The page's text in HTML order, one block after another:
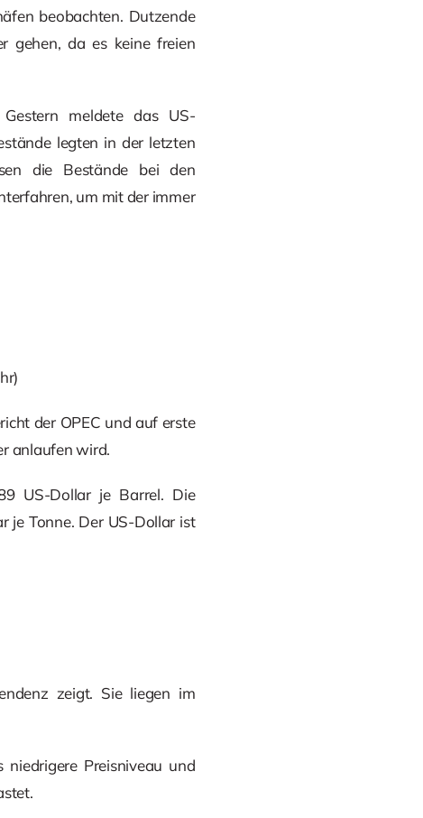
beobachten. Dutzende
gehen, da es keine freien
meldete das US-
legten in der letzten
die Bestände bei den
um mit der immer
der OPEC und auf erste
anlaufen wird.
US-Dollar je Barrel. Die
je Tonne. Der US-Dollar ist
zeigt. Sie liegen im
Preisniveau und